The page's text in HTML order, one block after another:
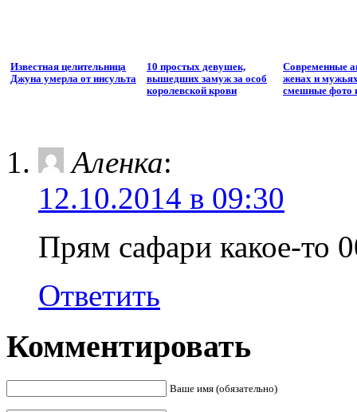
Известная целительница
Джуна умерла от инсульта
10 простых девушек,
вышедших замуж за особ
королевской крови
Современные
женах и
смешные фото
Аленка:
12.10.2014 в 09:30
Прям сафари какое-то
Ответить
Комментировать
Ваше имя (обязательно)